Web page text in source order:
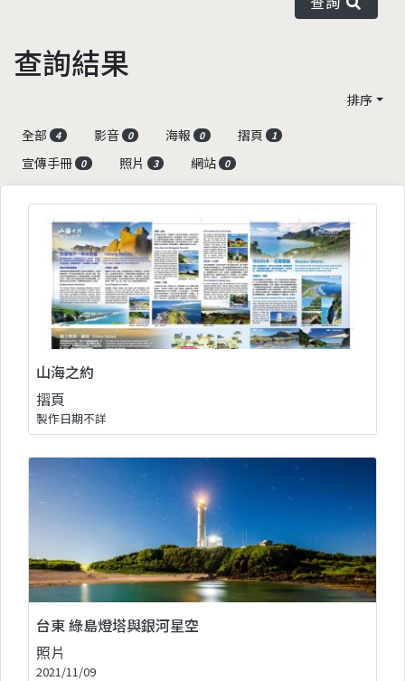
查詢結果
排序
全部
4 影音 0 海報 0 摺頁 1
宣傳手冊 0 照片 3 網站 0
山海之約
摺頁
製作日期不詳
台東 綠島燈塔與銀河星空
照片
2021/11/09